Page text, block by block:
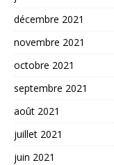
décembre 2021
novembre 2021
octobre 2021
septembre 2021
août 2021
juillet 2021
juin 2021